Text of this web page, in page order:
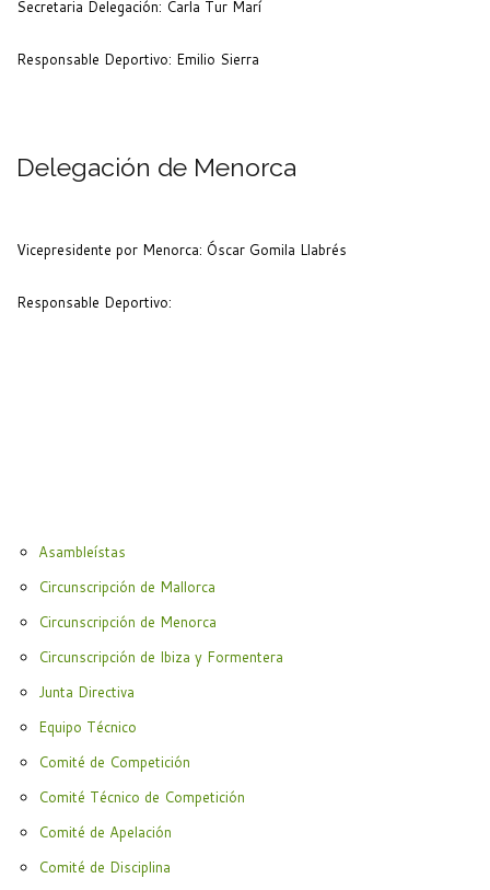
Secretaria Delegación: Carla Tur Marí
Responsable Deportivo: Emilio Sierra
Delegación de Menorca
Vicepresidente por Menorca: Óscar Gomila Llabrés
Responsable Deportivo:
Asambleístas
Circunscripción de Mallorca
Circunscripción de Menorca
Circunscripción de Ibiza y Formentera
Junta Directiva
Equipo Técnico
Comité de Competición
Comité Técnico de Competición
Comité de Apelación
Comité de Disciplina